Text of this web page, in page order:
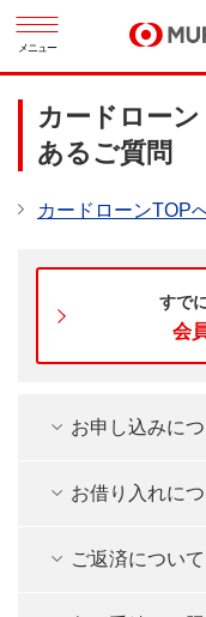
メニュー
カードロー
あるご質問
カードローンTOP
すで
会
お申し込みに
お借り入れに
ご返済について